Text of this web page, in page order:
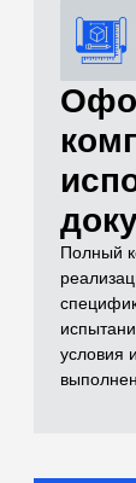
и
для
[02]
Контроль
[03]